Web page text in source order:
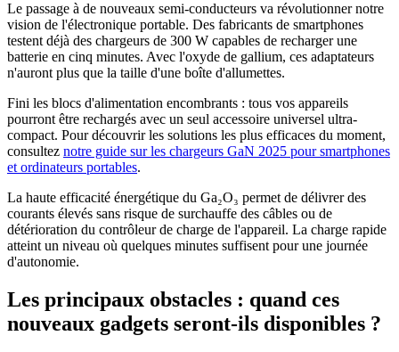
Le passage à de nouveaux semi-conducteurs va révolutionner notre
vision de l'électronique portable. Des fabricants de smartphones
testent déjà des chargeurs de 300 W capables de recharger une
batterie en cinq minutes. Avec l'oxyde de gallium, ces adaptateurs
n'auront plus que la taille d'une boîte d'allumettes.
Fini les blocs d'alimentation encombrants : tous vos appareils
pourront être rechargés avec un seul accessoire universel ultra-
compact. Pour découvrir les solutions les plus efficaces du moment,
consultez notre guide sur les chargeurs GaN 2025 pour smartphones
et ordinateurs portables.
La haute efficacité énergétique du Ga₂O₃ permet de délivrer des
courants élevés sans risque de surchauffe des câbles ou de
détérioration du contrôleur de charge de l'appareil. La charge rapide
atteint un niveau où quelques minutes suffisent pour une journée
d'autonomie.
Les principaux obstacles : quand ces
nouveaux gadgets seront-ils disponibles ?